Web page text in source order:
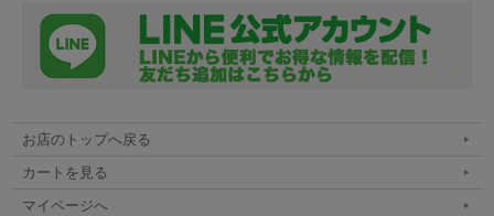
お店のトップへ戻る
カートを見る
マイページへ